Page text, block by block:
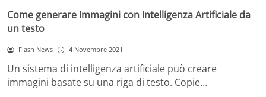
Come generare Immagini con Intelligenza Artificiale da
un testo
Flash News 4 Novembre 2021
Un sistema di intelligenza artificiale può creare
immagini basate su una riga di testo. Copie…